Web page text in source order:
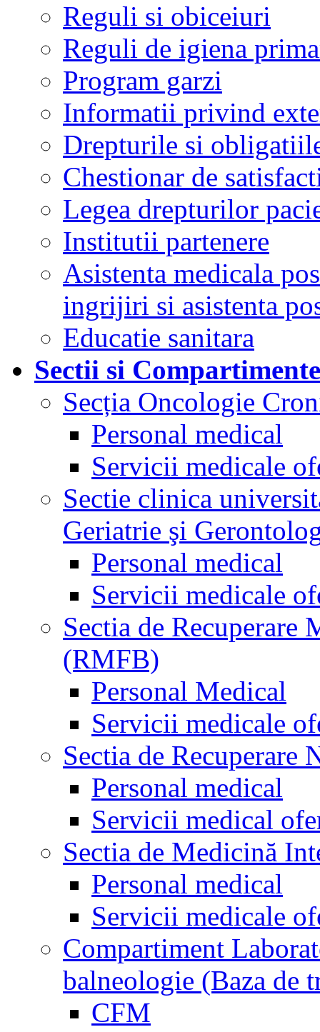
Reguli si obiceiuri
Reguli de igiena
Program garzi
Informatii privind
Drepturile si
Chestionar de
Legea drepturilor
Institutii partenere
Asistenta medicala
ingrijiri si asistenta
Educatie sanitara
Sectii si
Secția Oncologie
Personal medical
Servicii medicale
Sectie clinica
Geriatrie şi
Personal medical
Servicii medicale
Sectia de
(RMFB)
Personal Medical
Servicii medicale
Sectia de Recuperare
Personal medical
Servicii medical
Sectia de Medicină
Personal medical
Servicii medicale
Compartiment
balneologie (Baza de
CFM